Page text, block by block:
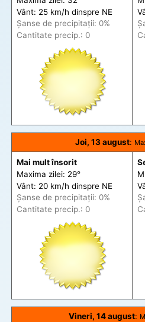
Vânt: 25 km/h dinspre NE
Șanse de precipitații: 0%
Cantitate precip.: 0
Joi, 13 august:
Mai mult însorit
Maxima zilei: 29°
Vânt: 20 km/h dinspre NE
Șanse de precipitații: 0%
Cantitate precip.: 0
Vineri, 14 august: